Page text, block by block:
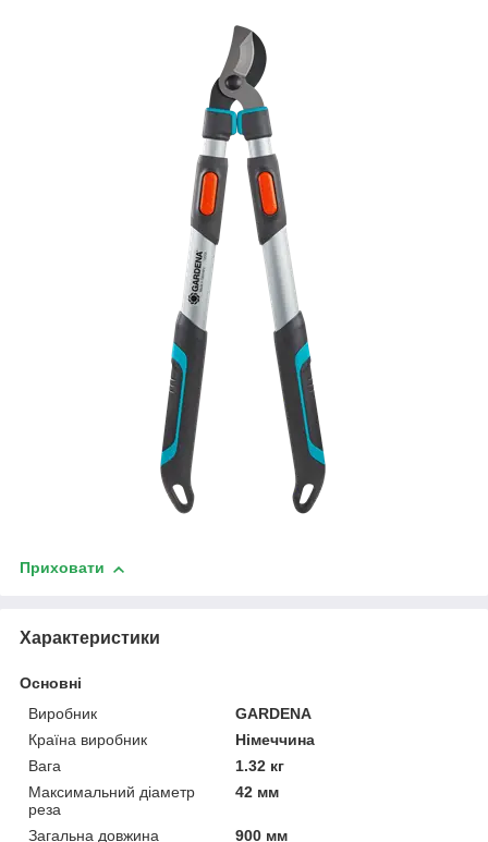
Приховати
Характеристики
Основні
Виробник
GARDENA
Країна виробник
Німеччина
Вага
1.32 кг
Максимальний діаметр
реза
42 мм
Загальна довжина
900 мм